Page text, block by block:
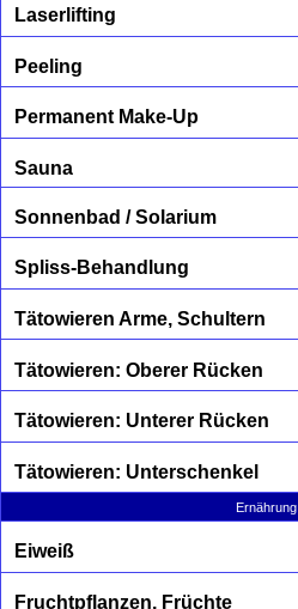
Laserlifting
Peeling
Permanent Make-Up
Sauna
Sonnenbad / Solarium
Spliss-Behandlung
Tätowieren Arme, Schultern
Tätowieren: Oberer Rücken
Tätowieren: Unterer Rücken
Tätowieren: Unterschenkel
Ernährung
Eiweiß
Fruchtpflanzen, Früchte